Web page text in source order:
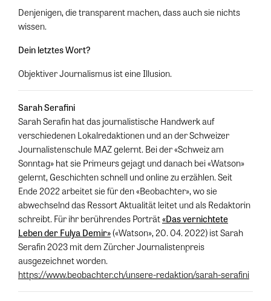
Denjenigen, die transparent machen, dass auch sie nichts
wissen.
Dein letztes Wort?
Objektiver Journalismus ist eine Illusion.
Sarah Serafini
Sarah Serafin hat das journalistische Handwerk auf
verschiedenen Lokalredaktionen und an der Schweizer
Journalistenschule MAZ gelernt. Bei der «Schweiz am
Sonntag» hat sie Primeurs gejagt und danach bei «Watson»
gelernt, Geschichten schnell und online zu erzählen. Seit
Ende 2022 arbeitet sie für den «Beobachter», wo sie
abwechselnd das Ressort Aktualität leitet und als Redaktorin
schreibt. Für ihr berührendes Porträt«Das vernichtete
Leben der Fulya Demir»(«Watson», 20. 04. 2022) ist Sarah
Serafin 2023 mit dem Zürcher Journalistenpreis
ausgezeichnet worden.
https://www.beobachter.ch/unsere-redaktion/sarah-serafini